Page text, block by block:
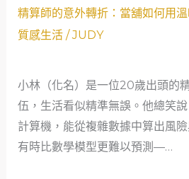
如
何
生
物
學
家
精算師的意外轉折：當舖如何用
質感生活/JUDY
小林（化名）是一位20歲出頭的
伍，生活看似精準無誤。他總笑
計算機，能從複雜數據中算出風
有時比數學模型更難以預測—…
精
算
意
外
轉
折：